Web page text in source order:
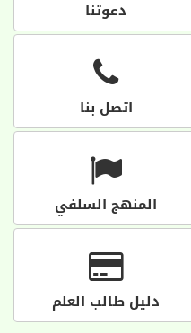
دعوتنا
اتصل بنا
المنهج السلفي
دليل طالب العلم